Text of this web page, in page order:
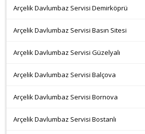
Arçelik Davlumbaz Servisi Demirköprü
Arçelik Davlumbaz Servisi Basın Sitesi
Arçelik Davlumbaz Servisi Güzelyalı
Arçelik Davlumbaz Servisi Balçova
Arçelik Davlumbaz Servisi Bornova
Arçelik Davlumbaz Servisi Bostanlı